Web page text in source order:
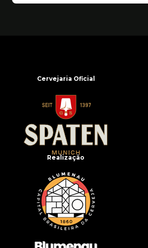
Cervejaria Oficial
Realização